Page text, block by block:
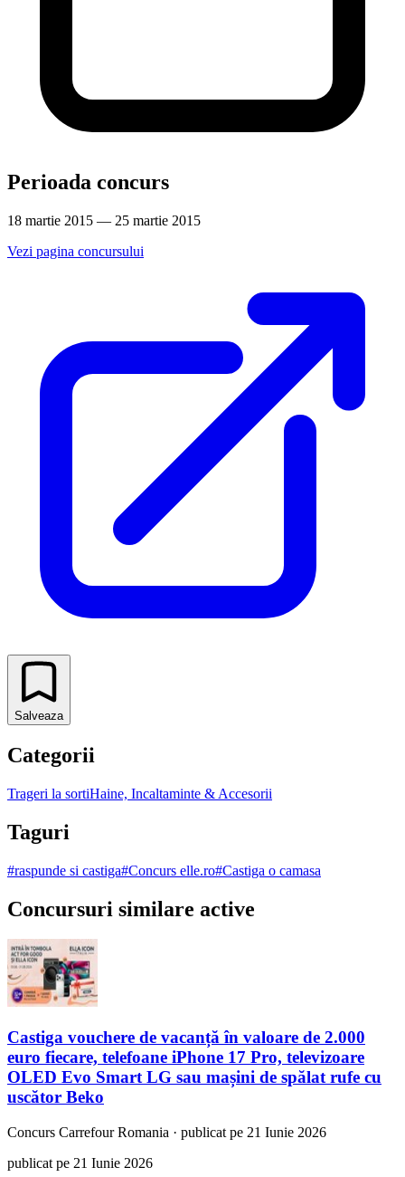
Perioada concurs
18 martie 2015 — 25 martie 2015
Vezi pagina concursului
Salveaza
Categorii
Trageri la sortiHaine, Incaltaminte & Accesorii
Taguri
#raspunde si castiga#Concurs elle.ro#Castiga o camasa
Concursuri similare active
Castiga vouchere de vacanță în valoare de 2.000
euro fiecare, telefoane iPhone 17 Pro, televizoare
OLED Evo Smart LG sau mașini de spălat rufe cu
uscător Beko
Concurs Carrefour Romania · publicat pe 21 Iunie 2026
publicat pe 21 Iunie 2026